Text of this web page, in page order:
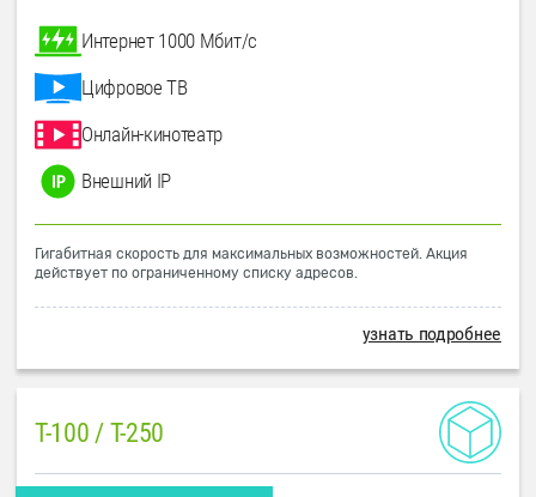
Интернет 1000 Мбит/с
Цифровое ТВ
Онлайн-кинотеатр
Внешний IP
Гигабитная скорость для максимальных возможностей. Акция
действует по ограниченному списку адресов.
узнать подробнее
T-100 / T-250